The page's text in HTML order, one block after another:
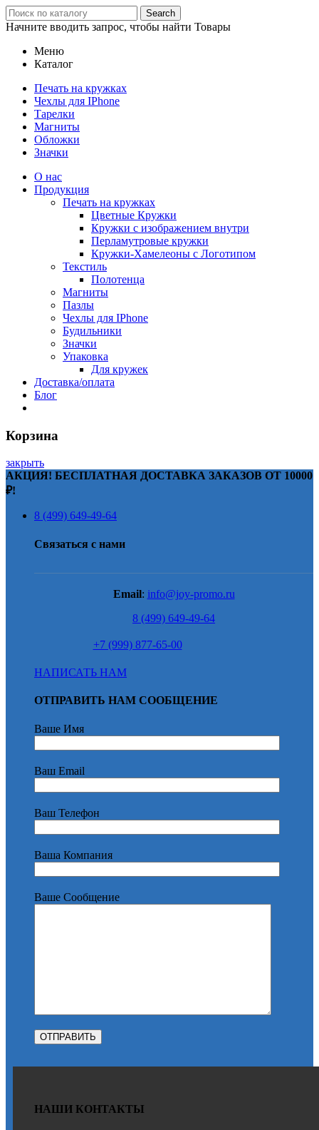
Search
Начните вводить запрос, чтобы найти Товары
Меню
Каталог
Печать на кружках
Чехлы для IPhone
Тарелки
Магниты
Обложки
Значки
О нас
Продукция
Печать на кружках
Цветные Кружки
Кружки с изображением внутри
Перламутровые кружки
Кружки-Хамелеоны с Логотипом
Текстиль
Полотенца
Магниты
Пазлы
Чехлы для IPhone
Будильники
Значки
Упаковка
Для кружек
Доставка/оплата
Блог
Корзина
закрыть
АКЦИЯ! БЕСПЛАТНАЯ ДОСТАВКА ЗАКАЗОВ ОТ 10000
₽!
8 (499) 649-49-64
Связаться с нами
Email: info@joy-promo.ru
8 (499) 649-49-64
+7 (999) 877-65-00
НАПИСАТЬ НАМ
ОТПРАВИТЬ НАМ СООБЩЕНИЕ
Ваше Имя
Ваш Email
Ваш Телефон
Ваша Компания
Ваше Сообщение
НАШИ КОНТАКТЫ